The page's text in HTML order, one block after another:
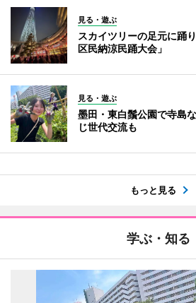
見る・遊ぶ
スカイツリーの足元に踊
区民納涼民踊大会」
見る・遊ぶ
墨田・東白鬚公園で寺島
じ世代交流も
もっと見る
学ぶ・知る